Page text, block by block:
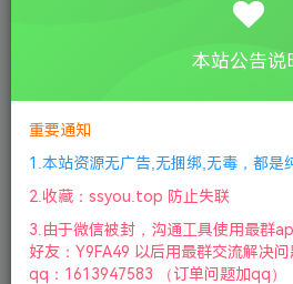
①下载安装教程 ②下载安装
版本介绍：v1.0.7.3豪华版|容量
键盘.鼠标.手柄|2022年6月23号更新
游戏视频预览：点击查看
本站公告说
重要通知
1.本站资源无广告,无捆绑,无毒，都是
2.收藏：ssyou.top 防止失联
3.由于微信被封，沟通工具使用最群
好友：Y9FA49 以后用最群交流解决
qq：1613947583 （订单问题加qq）